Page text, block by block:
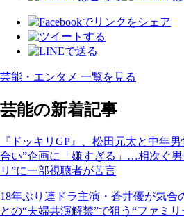
芸能・エンタメ 一覧を見る
芸能の新着記事
『ドッキリGP』、松田元太と中年
合い”企画に「嫌すぎる」…相次ぐ男
リ”に一部視聴者が苦言
18年ぶり連ドラ主演・蒼井優が気合
との“夫婦共演解禁”で狙う“ファミ